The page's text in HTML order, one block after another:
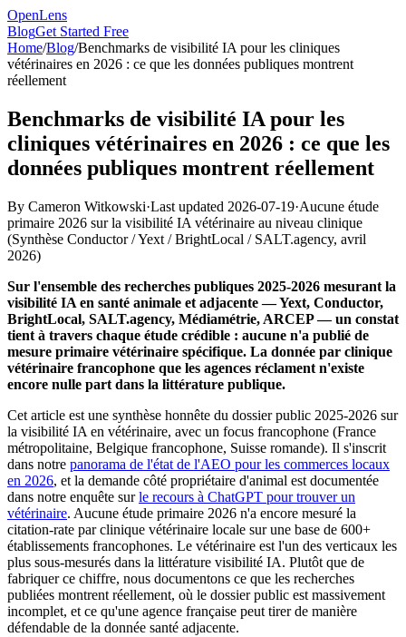
OpenLens
BlogGet Started Free
Home/Blog/Benchmarks de visibilité IA pour les cliniques
vétérinaires en 2026 : ce que les données publiques montrent
réellement
Benchmarks de visibilité IA pour les
cliniques vétérinaires en 2026 : ce que les
données publiques montrent réellement
By Cameron Witkowski·Last updated 2026-07-19·Aucune étude
primaire 2026 sur la visibilité IA vétérinaire au niveau clinique
(Synthèse Conductor / Yext / BrightLocal / SALT.agency, avril
2026)
Sur l'ensemble des recherches publiques 2025-2026 mesurant la
visibilité IA en santé animale et adjacente — Yext, Conductor,
BrightLocal, SALT.agency, Médiamétrie, ARCEP — un constat
tient à travers chaque étude crédible : aucune n'a publié de
mesure primaire vétérinaire spécifique. La donnée par clinique
vétérinaire francophone que les agences réclament n'existe
encore nulle part dans la littérature publique.
Cet article est une synthèse honnête du dossier public 2025-2026 sur
la visibilité IA en vétérinaire, avec un focus francophone (France
métropolitaine, Belgique francophone, Suisse romande). Il s'inscrit
dans notre panorama de l'état de l'AEO pour les commerces locaux
en 2026, et la demande côté propriétaire d'animal est documentée
dans notre enquête surle recours à ChatGPT pour trouver un
vétérinaire. Aucune étude primaire 2026 n'a encore mesuré la
citation-rate par clinique vétérinaire locale sur une base de 600+
établissements francophones. Le vétérinaire est l'un des verticaux les
plus sous-mesurés dans la littérature visibilité IA. Plutôt que de
fabriquer ce chiffre, nous documentons ce que les recherches
publiées montrent réellement, où le dossier public est massivement
incomplet, et ce qu'une agence française peut tirer de manière
défendable de la donnée santé adjacente.